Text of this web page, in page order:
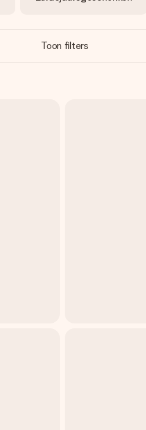
Toon filters